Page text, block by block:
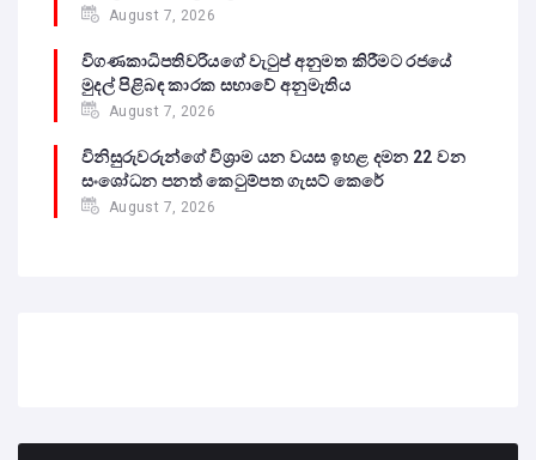
August 7, 2026
විගණකාධිපතිවරියගේ වැටුප් අනුමත කිරීමට රජයේ
මුදල් පිළිබඳ කාරක සභාවේ අනුමැතිය
August 7, 2026
විනිසුරුවරුන්ගේ විශ්‍රාම යන වයස ඉහළ දමන 22 වන
සංශෝධන පනත් කෙටුම්පත ගැසට් කෙරේ
August 7, 2026